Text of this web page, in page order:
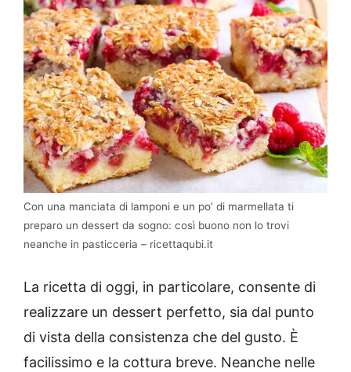
Con una manciata di lamponi e un po’ di marmellata ti
preparo un dessert da sogno: così buono non lo trovi
neanche in pasticceria – ricettaqubi.it
La ricetta di oggi, in particolare, consente di
realizzare un dessert perfetto, sia dal punto
di vista della consistenza che del gusto. È
facilissimo e la cottura breve. Neanche nelle